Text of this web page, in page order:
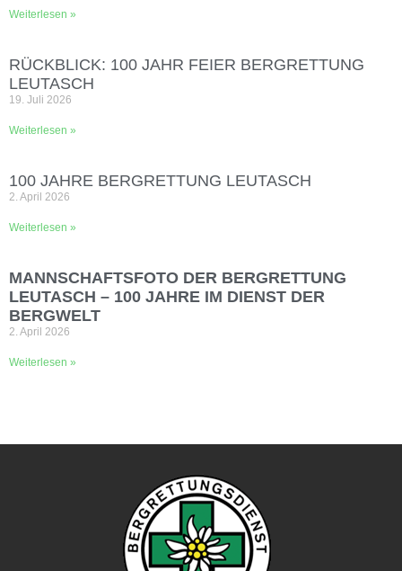
Weiterlesen »
RÜCKBLICK: 100 JAHR FEIER BERGRETTUNG
LEUTASCH
19. Juli 2026
Weiterlesen »
100 JAHRE BERGRETTUNG LEUTASCH
2. April 2026
Weiterlesen »
MANNSCHAFTSFOTO DER BERGRETTUNG
LEUTASCH – 100 JAHRE IM DIENST DER
BERGWELT
2. April 2026
Weiterlesen »